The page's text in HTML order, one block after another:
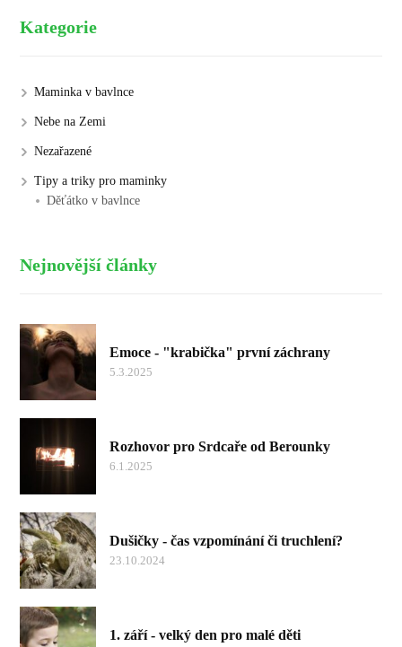
Kategorie
Maminka v bavlnce
Nebe na Zemi
Nezařazené
Tipy a triky pro maminky
Děťátko v bavlnce
Nejnovější články
Emoce - "krabička" první záchrany
5.3.2025
Rozhovor pro Srdcaře od Berounky
6.1.2025
Dušičky - čas vzpomínání či truchlení?
23.10.2024
1. září - velký den pro malé děti